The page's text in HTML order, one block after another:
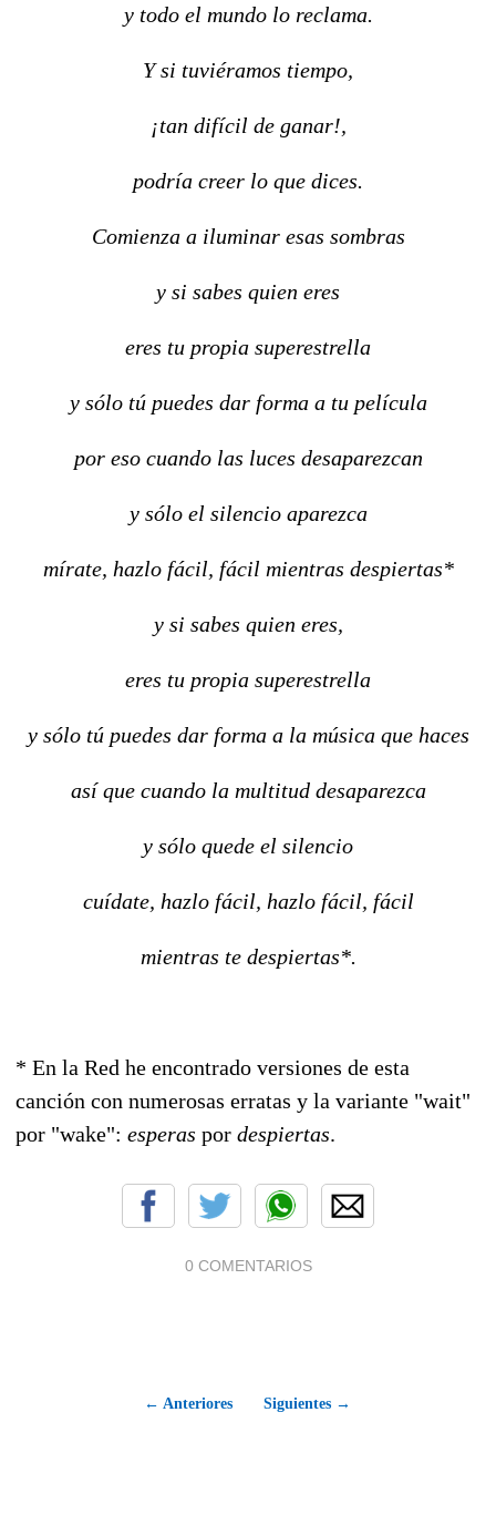
y todo el mundo lo reclama.
Y si tuviéramos tiempo,
¡tan difícil de ganar!,
podría creer lo que dices.
Comienza a iluminar esas sombras
y si sabes quien eres
eres tu propia superestrella
y sólo tú puedes dar forma a tu película
por eso cuando las luces desaparezcan
y sólo el silencio aparezca
mírate, hazlo fácil, fácil mientras despiertas*
y si sabes quien eres,
eres tu propia superestrella
y sólo tú puedes dar forma a la música que haces
así que cuando la multitud desaparezca
y sólo quede el silencio
cuídate, hazlo fácil, hazlo fácil, fácil
mientras te despiertas*.
* En la Red he encontrado versiones de esta
canción con numerosas erratas y la variante "wait"
por "wake": esperas por despiertas.
0 COMENTARIOS
← Anteriores Siguientes →